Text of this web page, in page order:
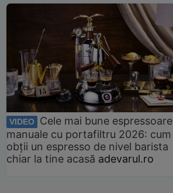
VIDEO
Cele mai bune espressoare
manuale cu portafiltru 2026: cum
obții un espresso de nivel barista
chiar la tine acasă adevarul.ro